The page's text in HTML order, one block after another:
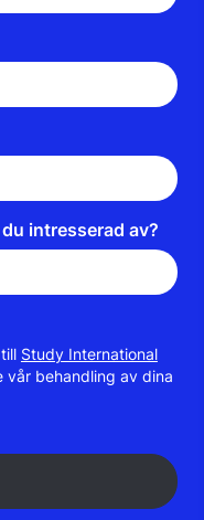
intresserad av?
Study International
vår behandling av dina